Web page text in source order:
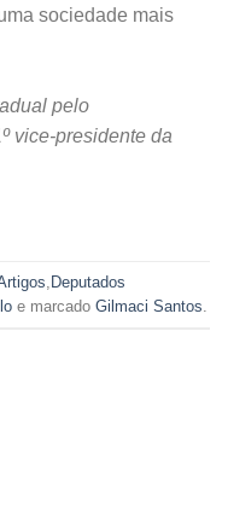
sociedade mais
pelo
vice-presidente da
Deputados
e marcado Gilmaci Santos